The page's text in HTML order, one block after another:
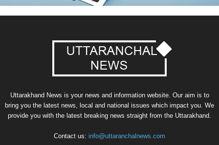
Uttarakhand News is your news and information website. Our aim is to
bring you the latest news, local and national issues which impact you. We
provide you with the latest breaking news straight from the Uttarakhand.
Contact us: info@uttaranchalnews.com